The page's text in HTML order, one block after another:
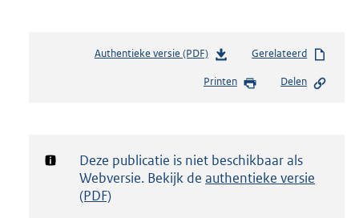
Authentieke versie (PDF)b
s
d
g
Gerelateerd
Printen Delen
Notificatie:
Deze publicatie is niet beschikbaar als
Webversie. Bekijk de authentieke versie
(PDF)